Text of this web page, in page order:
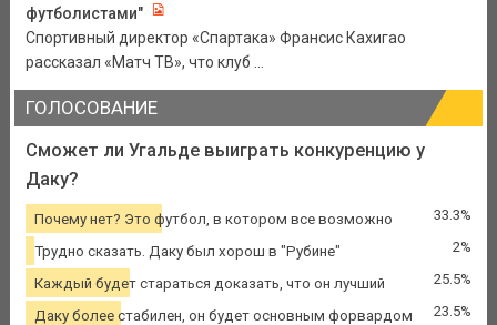
футболистами"
Спортивный директор «Спартака» Франсис Кахигао
рассказал «Матч ТВ», что клуб ...
ГОЛОСОВАНИЕ
Сможет ли Угальде выиграть конкуренцию у
Даку?
Почему нет? Это футбол, в котором все возможно 33.3%
Трудно сказать. Даку был хорош в "Рубине" 2%
Каждый будет стараться доказать, что он лучший 25.5%
Даку более стабилен, он будет основным форвардом 23.5%